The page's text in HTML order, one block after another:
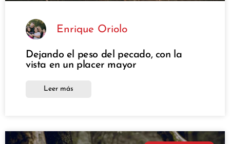
Enrique Oriolo
Dejando el peso del pecado, con la
vista en un placer mayor
Leer más